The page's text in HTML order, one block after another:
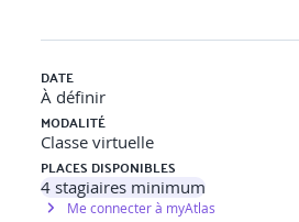
en RE2020
DATE
À définir
MODALITÉ
Classe virtuelle
PLACES DISPONIBLES
4stagiaires minimum
Me connecter à myAtlas